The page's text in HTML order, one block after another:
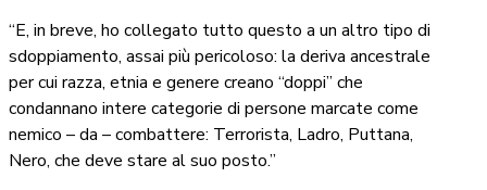
“E, in breve, ho collegato tutto questo a un altro tipo di
sdoppiamento, assai più pericoloso: la deriva ancestrale
per cui razza, etnia e genere creano “doppi” che
condannano intere categorie di persone marcate come
nemico – da – combattere: Terrorista, Ladro, Puttana,
Nero, che deve stare al suo posto.”